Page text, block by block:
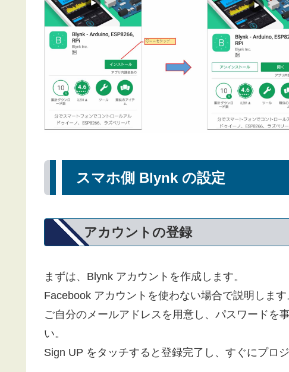
スマホ側 Blynk の設定
アカウントの登録
まずは、Blynk アカウントを作成します。
Facebook アカウントを使わない場合で説明します
ご自分のメールアドレスを用意し、パスワードを
い。
Sign UP をタッチすると登録完了し、すぐにプロ